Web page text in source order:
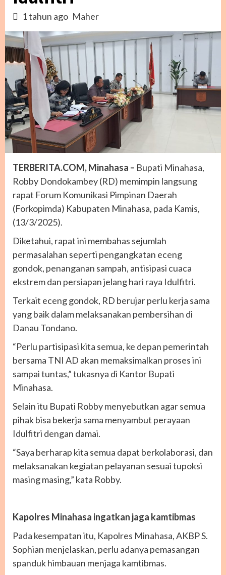
1 tahun ago Maher
TERBERITA.COM, Minahasa – Bupati Minahasa,
Robby Dondokambey (RD) memimpin langsung
rapat Forum Komunikasi Pimpinan Daerah
(Forkopimda) Kabupaten Minahasa, pada Kamis,
(13/3/2025).
Diketahui, rapat ini membahas sejumlah
permasalahan seperti pengangkatan eceng
gondok, penanganan sampah, antisipasi cuaca
ekstrem dan persiapan jelang hari raya Idulfitri.
Terkait eceng gondok, RD berujar perlu kerja sama
yang baik dalam melaksanakan pembersihan di
Danau Tondano.
“Perlu partisipasi kita semua, ke depan pemerintah
bersama TNI AD akan memaksimalkan proses ini
sampai tuntas,” tukasnya di Kantor Bupati
Minahasa.
Selain itu Bupati Robby menyebutkan agar semua
pihak bisa bekerja sama menyambut perayaan
Idulfitri dengan damai.
“Saya berharap kita semua dapat berkolaborasi, dan
melaksanakan kegiatan pelayanan sesuai tupoksi
masing masing,” kata Robby.
Kapolres Minahasa ingatkan jaga kamtibmas
Pada kesempatan itu, Kapolres Minahasa, AKBP S.
Sophian menjelaskan, perlu adanya pemasangan
spanduk himbauan menjaga kamtibmas.